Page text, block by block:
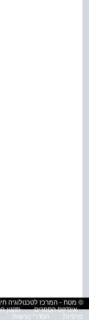
© מטח - המרכז לטכנולוגיה
אינדקס הספרים
תקנון
פרטיות
הסדרי נגישות